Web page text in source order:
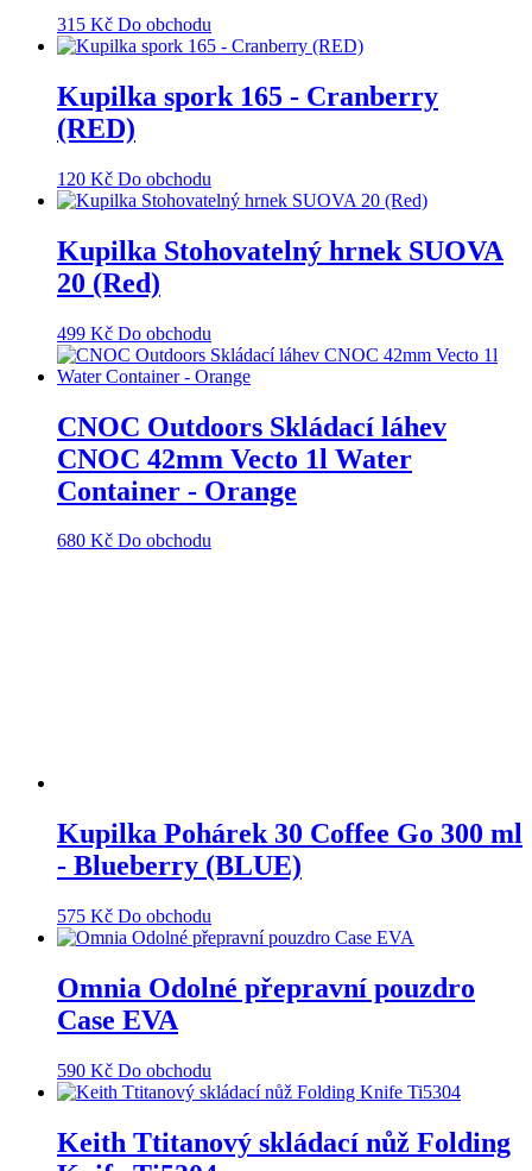
315 Kč Do obchodu
Kupilka spork 165 - Cranberry
(RED)
120 Kč Do obchodu
Kupilka Stohovatelný hrnek SUOVA
20 (Red)
499 Kč Do obchodu
CNOC Outdoors Skládací láhev
CNOC 42mm Vecto 1l Water
Container - Orange
680 Kč Do obchodu
Kupilka Pohárek 30 Coffee Go 300 ml
- Blueberry (BLUE)
575 Kč Do obchodu
Omnia Odolné přepravní pouzdro
Case EVA
590 Kč Do obchodu
Keith Ttitanový skládací nůž Folding